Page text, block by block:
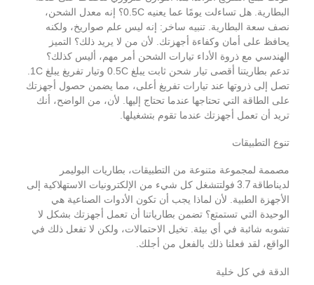
حزمة بطارية ليثيوم أيون
حزمة بطارية ليثيوم بوليمر
مجموعة بطاريات ليثيوم فيبو 4
حزمة بطارية مخصصة
بطارية الدراجة
بطاريات الليثيوم يو بي إس
البطارية. هل تساءلت يومًا عما يعنيه 0.5C؟ إنه معدل الشحن،
نصف سعة البطارية. تنبيه ساخر: إنه ليس علم صواريخ، ولكنه
يحافظ على أمان وكفاءة أجهزتك. لأن من لا يريد ذلك؟ التميز
الهندسي مع ذروة الأداء تيارات الشحن أمر مهم، أليس كذلك؟
تصل إلى ذروتها عند تيارات تفريغ أعلى، مما يضمن حصول أجهزتك
على الطاقة التي تحتاجها عندما تحتاج إليها. لأن، من الواضح، أنك
تريد أن تعمل أجهزتك عندما تقوم بتشغيلها.
تنوع التطبيقات
مصممة لمجموعة متنوعة من التطبيقات، بطاريات البوليمر
لديناطاقة 3.7 فولت
تشغل كل شيء من الإلكترونيات الاستهلاكية إلى
الأجهزة الطبية. لأن لماذا يجب أن تكون الأدوات الصناعية هي
الوحيدة التي تستمتع؟ تضمن بطارياتنا أن تعمل أجهزتك بشكل لا
تشوبه شائبة في أي بيئة. تخيل الاحتمالات، ولكن لا تفعل ذلك في
الواقع، لقد فعلنا ذلك بالفعل من أجلك.
الدقة في كل خلية